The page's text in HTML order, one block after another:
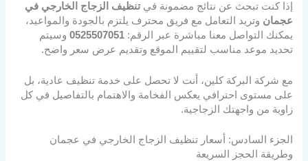
إذا كنت تبحث عن نتائج مضمونة فيتنظيف الزجاج الخارجي في
عجمان وتريد التعامل مع فريق محترف يلتزم بالجودة والمواعيد،
يمكنك التواصل معنا مباشرة عبر الرقم:0525507051 وسيتم
تحديد موعد مناسب لتقييم الموقع وتقديم عرض سعر واضح.
مع شركة البركة كلين، أنت لا تحصل على خدمة تنظيف عادية، بل
على مستوى احترافي يعكس الفخامة والاهتمام بالتفاصيل في كل
زاوية من واجهتك الزجاجية.
الجزء السادس: أسعار تنظيف الزجاج الخارجي في عجمان
وطريقة الحجز السريعة